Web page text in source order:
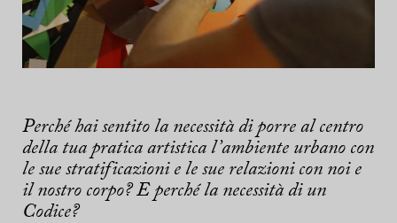
Perché hai sentito la necessità di porre al centro
della tua pratica artistica l’ambiente urbano con
le sue stratificazioni e le sue relazioni con noi e
il nostro corpo? E perché la necessità di un
Codice?